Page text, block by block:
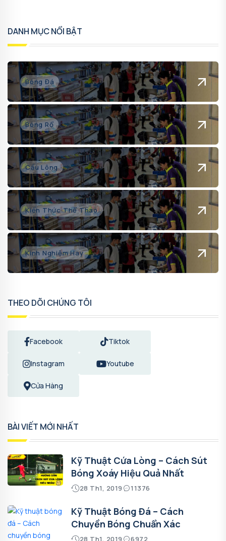
DANH MỤC NỔI BẬT
Bóng Đá
Bóng Rổ
Cầu Lông
Kiến Thức Thể Thao
Kinh Nghiệm Hay
THEO DÕI CHÚNG TÔI
Facebook Tiktok
Instagram Youtube
Cửa Hàng
BÀI VIẾT MỚI NHẤT
Kỹ Thuật Cứa Lòng – Cách Sút
Bóng Xoáy Hiệu Quả Nhất
28 Th1, 2019 11376
Kỹ Thuật Bóng Đá – Cách
Chuyền Bóng Chuẩn Xác
28 Th1, 2019 6972